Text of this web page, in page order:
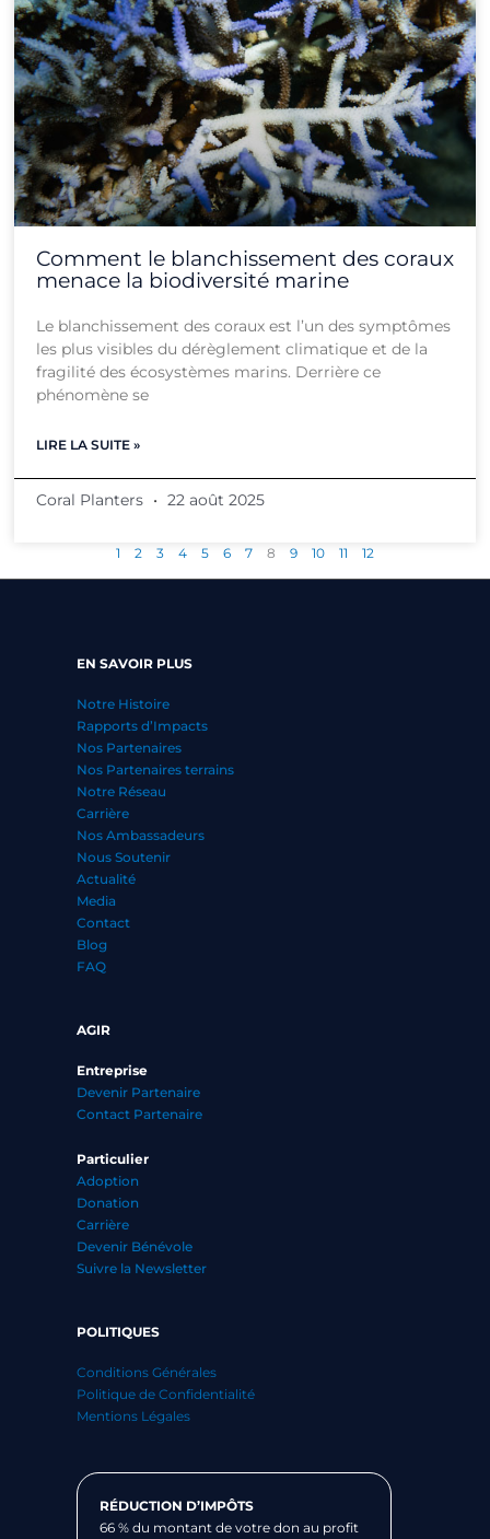
Comment le blanchissement des coraux
menace la biodiversité marine
Le blanchissement des coraux est l’un des symptômes
les plus visibles du dérèglement climatique et de la
fragilité des écosystèmes marins. Derrière ce
phénomène se
LIRE LA SUITE »
Coral Planters 22 août 2025
1 2 3 4 5 6 7 8 9 10 11 12
EN SAVOIR PLUS
Notre Histoire
Rapports d’Impacts
Nos Partenaires
Nos Partenaires terrains
Notre Réseau
Carrière
Nos Ambassadeurs
Nous Soutenir
Actualité
Media
Contact
Blog
FAQ
AGIR
Entreprise
Devenir Partenaire
Contact Partenaire
Particulier
Adoption
Donation
Carrière
Devenir Bénévole
Suivre la Newsletter
POLITIQUES
Conditions Générales
Politique de Confidentialité
Mentions Légales
RÉDUCTION D’IMPÔTS
66 % du montant de votre don au profit